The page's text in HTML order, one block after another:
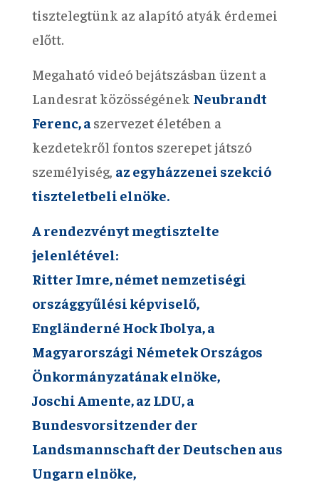
tisztelegtünk az alapító atyák érdemei
előtt.
Megaható videó bejátszásban üzent a
Landesrat közösségének Neubrandt
Ferenc, aszervezet életében a
kezdetekről fontos szerepet játszó
személyiség, az egyházzenei szekció
tiszteletbeli elnöke.
A rendezvényt megtisztelte
jelenlétével:
Ritter Imre, német nemzetiségi
országgyűlési képviselő,
Engländerné Hock Ibolya, a
Magyarországi Németek Országos
Önkormányzatának elnöke,
Joschi Amente, az LDU, a
Bundesvorsitzender der
Landsmannschaft der Deutschen aus
Ungarn elnöke,